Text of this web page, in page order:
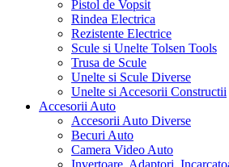
Pistol de Vopsit
Rindea Electrica
Rezistente Electrice
Scule si Unelte Tolsen Tools
Trusa de Scule
Unelte si Scule Diverse
Unelte si Accesorii Constructii
Accesorii Auto
Accesorii Auto Diverse
Becuri Auto
Camera Video Auto